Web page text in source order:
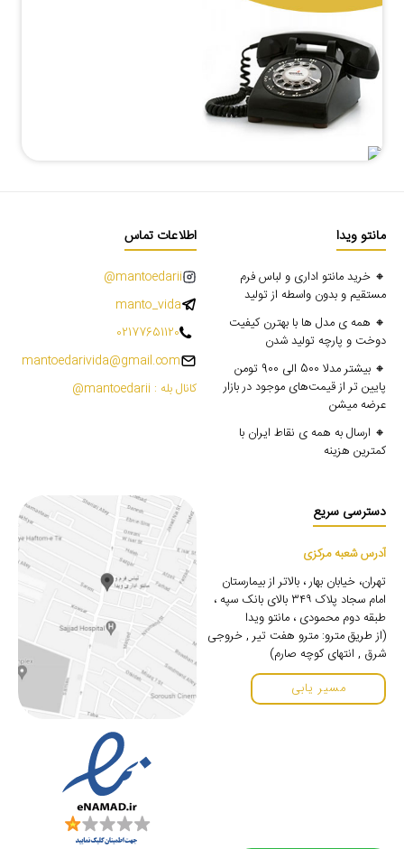
مانتو ویدا
🔸 خرید مانتو اداری و لباس فرم
مستقیم و بدون واسطه از تولید
🔸 همه ی مدل ها با بهترن کیفیت
دوخت و پارچه تولید شدن
🔸 بیشتر مدلا 500 الی 900 تومن
پایین تر از قیمت‌های موجود در بازار
عرضه میشن
🔸 ارسال به همه ی نقاط ایران با
کمترین هزینه
اطلاعات تماس
mantoedarii@
manto_vida
02177651120
mantoedarivida@gmail.com
کانال بله : mantoedarii@
دسترسی سریع
آدرس شعبه مرکزی
تهران، خیابان بهار ، بالاتر از بیمارستان
امام سجاد پلاک ۳۴۹ بالای بانک سپه ،
طبقه دوم محمودی ، مانتو ویدا
(از طریق مترو: مترو هفت تیر , خروجی
شرق , انتهای کوچه صارم)
مسیر یابی